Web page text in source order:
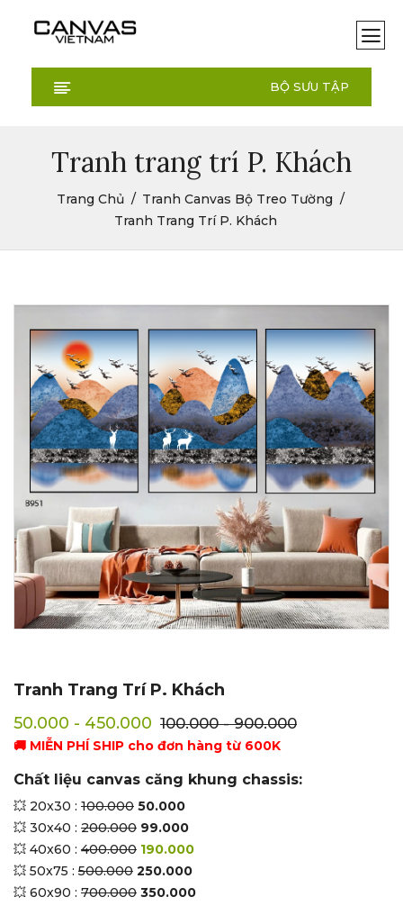
BỘ SƯU TẬP
Tranh trang trí P. Khách
Trang Chủ
Tranh Canvas Bộ Treo Tường
Tranh Trang Trí P. Khách
Tranh Trang Trí P. Khách
50.000 - 450.000 100.000 - 900.000
🚚 MIỄN PHÍ SHIP cho đơn hàng từ 600K
Chất liệu canvas căng khung chassis:
💥 20x30 : 100.000 50.000
💥 30x40 : 200.000 99.000
💥 40x60 : 400.000 190.000
💥 50x75 : 500.000 250.000
💥 60x90 : 700.000 350.000